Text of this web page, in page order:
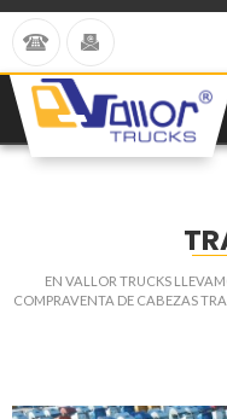
EN VALLOR TRUCKS
COMPRAVENTA DE CABEZAS